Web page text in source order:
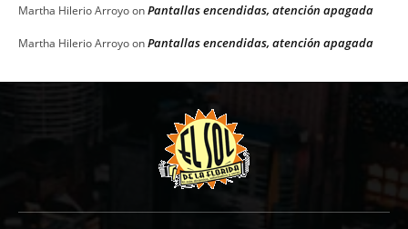
Martha Hilerio ArroyoonPantallas encendidas, atención apagada
Martha Hilerio ArroyoonPantallas encendidas, atención apagada